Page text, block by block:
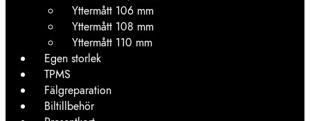
Yttermått 106 mm
Yttermått 108 mm
Yttermått 110 mm
Egen storlek
TPMS
Fälgreparation
Biltillbehör